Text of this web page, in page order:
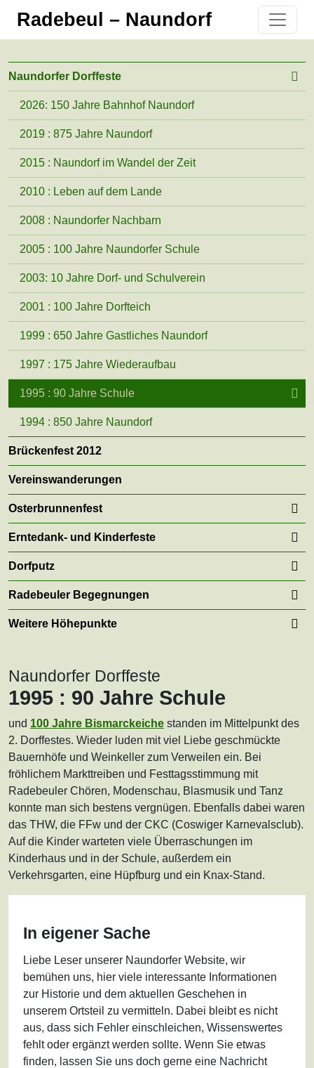
Radebeul – Naundorf
Naundorfer Dorffeste
2026: 150 Jahre Bahnhof Naundorf
2019 : 875 Jahre Naundorf
2015 : Naundorf im Wandel der Zeit
2010 : Leben auf dem Lande
2008 : Naundorfer Nachbarn
2005 : 100 Jahre Naundorfer Schule
2003: 10 Jahre Dorf- und Schulverein
2001 : 100 Jahre Dorfteich
1999 : 650 Jahre Gastliches Naundorf
1997 : 175 Jahre Wiederaufbau
1995 : 90 Jahre Schule
1994 : 850 Jahre Naundorf
Brückenfest 2012
Vereinswanderungen
Osterbrunnenfest
Erntedank- und Kinderfeste
Dorfputz
Radebeuler Begegnungen
Weitere Höhepunkte
Naundorfer Dorffeste
1995 : 90 Jahre Schule
und 100 Jahre Bismarckeiche standen im Mittelpunkt des
2. Dorffestes. Wieder luden mit viel Liebe geschmückte
Bauernhöfe und Weinkeller zum Verweilen ein. Bei
fröhlichem Markttreiben und Festtagsstimmung mit
Radebeuler Chören, Modenschau, Blasmusik und Tanz
konnte man sich bestens vergnügen. Ebenfalls dabei waren
das THW, die FFw und der CKC (Coswiger Karnevalsclub).
Auf die Kinder warteten viele Überraschungen im
Kinderhaus und in der Schule, außerdem ein
Verkehrsgarten, eine Hüpfburg und ein Knax-Stand.
In eigener Sache
Liebe Leser unserer Naundorfer Website, wir
bemühen uns, hier viele interessante Informationen
zur Historie und dem aktuellen Geschehen in
unserem Ortsteil zu vermitteln. Dabei bleibt es nicht
aus, dass sich Fehler einschleichen, Wissenswertes
fehlt oder ergänzt werden sollte. Wenn Sie etwas
finden, lassen Sie uns doch gerne eine Nachricht